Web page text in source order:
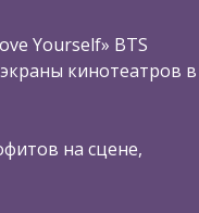
Yourself» BTS
кинотеатров в
на сцене,